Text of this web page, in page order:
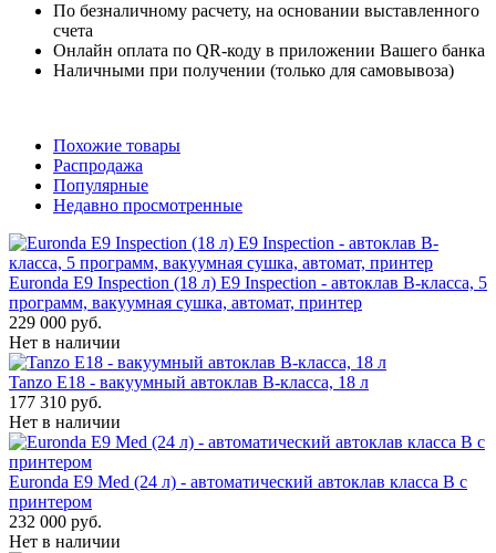
По безналичному расчету, на основании выставленного
счета
Онлайн оплата по QR-коду в приложении Вашего банка
Наличными при получении (только для самовывоза)
Похожие товары
Распродажа
Популярные
Недавно просмотренные
Euronda E9 Inspection (18 л) E9 Inspection - автоклав B-класса, 5
программ, вакуумная сушка, автомат, принтер
229 000 руб.
Нет в наличии
Tanzo E18 - вакуумный автоклав B-класса, 18 л
177 310 руб.
Нет в наличии
Euronda E9 Med (24 л) - автоматический автоклав класса B с
принтером
232 000 руб.
Нет в наличии